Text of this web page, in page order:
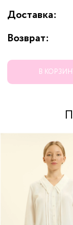
В
Доставка:
Возврат: